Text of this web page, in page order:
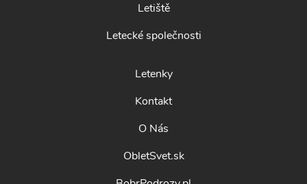
Letiště
Letecké společnosti
Letenky
Kontakt
O Nás
ObletSvet.sk